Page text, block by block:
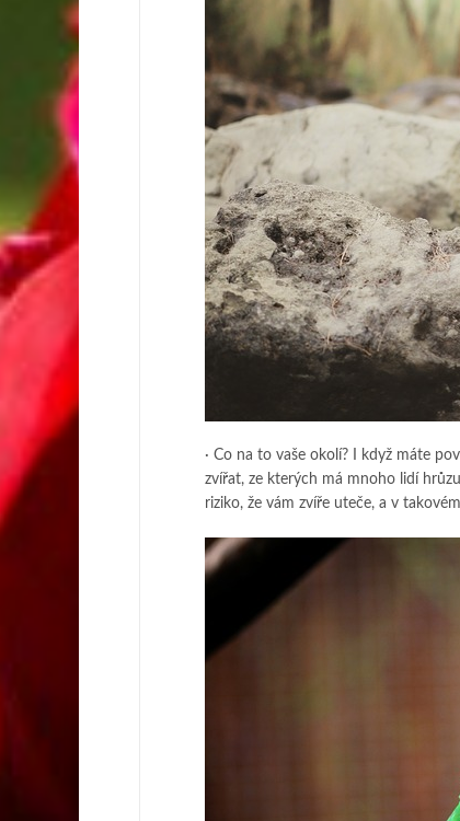
· Co na to vaše okolí? I když máte
zvířat, ze kterých má mnoho lidí
riziko, že vám zvíře uteče, a v